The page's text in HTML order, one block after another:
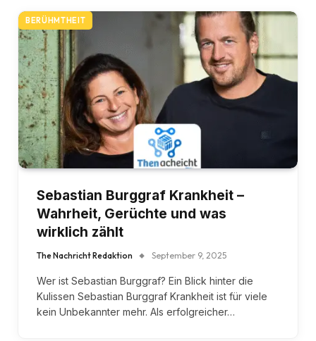
BERÜHMTHEIT
Sebastian Burggraf Krankheit –
Wahrheit, Gerüchte und was
wirklich zählt
The Nachricht Redaktion September 9, 2025
Wer ist Sebastian Burggraf? Ein Blick hinter die
Kulissen Sebastian Burggraf Krankheit ist für viele
kein Unbekannter mehr. Als erfolgreicher…